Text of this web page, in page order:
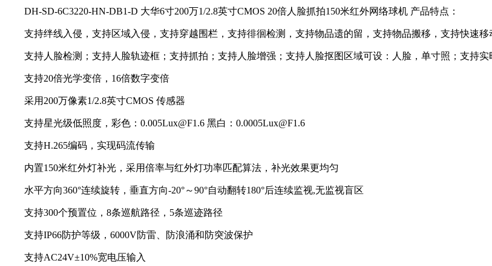
DH-SD-6C3220-HN-DB1-D 大华6寸200万1/2.8英寸CMOS 20倍人脸抓拍150米红外网络球机 产品特点：
支持绊线入侵，支持区域入侵，支持穿越围栏，支持徘徊检测，支持物品遗的留，支持物品搬移，支持快速移
支持人脸检测；支持人脸轨迹框；支持抓拍；支持人脸增强；支持人脸抠图区域可设：人脸，单寸照；支持实
支持20倍光学变倍，16倍数字变倍
采用200万像素1/2.8英寸CMOS 传感器
支持星光级低照度，彩色：0.005Lux@F1.6 黑白：0.0005Lux@F1.6
支持H.265编码，实现码流传输
内置150米红外灯补光，采用倍率与红外灯功率匹配算法，补光效果更均匀
水平方向360°连续旋转，垂直方向-20°～90°自动翻转180°后连续监视,无监视盲区
支持300个预置位，8条巡航路径，5条巡迹路径
支持IP66防护等级，6000V防雷、防浪涌和防突波保护
支持AC24V±10%宽电压输入